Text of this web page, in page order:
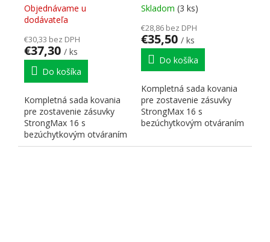
Objednávame u
dodávateľa
€30,33 bez DPH
€37,30 / ks
Do košíka
Kompletná sada kovania
pre zostavenie zásuvky
StrongMax 16 s
bezúchytkovým otváraním
"PUSH". Nutné doplniť
Skladom (3 ks)
€28,86 bez DPH
€35,50 / ks
Do košíka
Kompletná sada kovania
pre zostavenie zásuvky
StrongMax 16 s
bezúchytkovým otváraním
prírezy...